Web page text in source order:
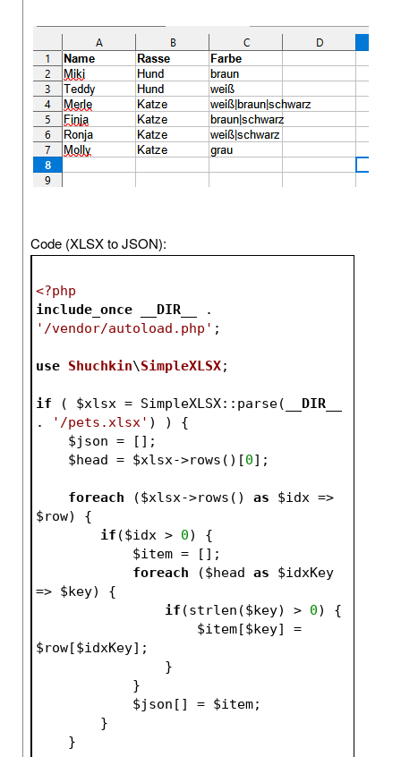
Code (XLSX to JSON):
<?php
include_once
__DIR__
'/vendor/autoload.php' ;
use Shuchkin\SimpleXLSX;
if ( $xlsx = SimpleXLSX::parse(
__DIR__
.
'/pets.xlsx' ) ) {
$json = [];
$head = $xlsx->rows()[0];
foreach ($xlsx->rows() as $idx
$row) {
if ($idx > 0) {
$item = [];
foreach ($head as
$idxKey
=> $key) {
if (strlen($key) > 0) {
$item[$key
$row[$idxKey];
                }
            }
$json [] = $item;
        }
    }